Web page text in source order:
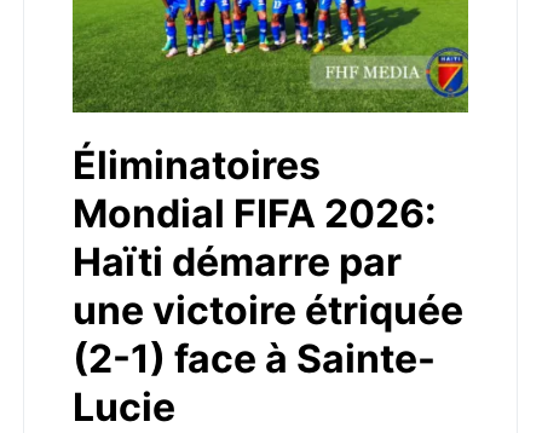
Éliminatoires
Mondial FIFA 2026:
Haïti démarre par
une victoire étriquée
(2-1) face à Sainte-
Lucie